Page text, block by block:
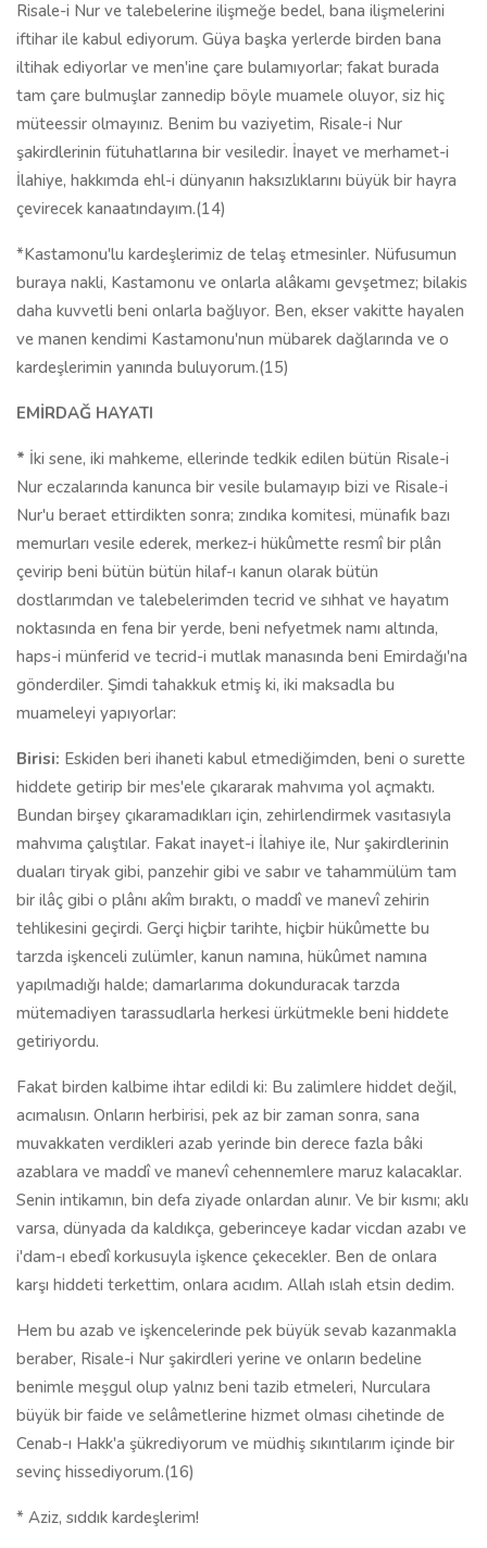
Risale-i Nur ve talebelerine ilişmeğe bedel, bana ilişmelerini
iftihar ile kabul ediyorum. Güya başka yerlerde birden bana
iltihak ediyorlar ve men'ine çare bulamıyorlar; fakat burada
tam çare bulmuşlar zannedip böyle muamele oluyor, siz hiç
müteessir olmayınız. Benim bu vaziyetim, Risale-i Nur
şakirdlerinin fütuhatlarına bir vesiledir. İnayet ve merhamet-i
İlahiye, hakkımda ehl-i dünyanın haksızlıklarını büyük bir hayra
çevirecek kanaatındayım.(14)
*Kastamonu'lu kardeşlerimiz de telaş etmesinler. Nüfusumun
buraya nakli, Kastamonu ve onlarla alâkamı gevşetmez; bilakis
daha kuvvetli beni onlarla bağlıyor. Ben, ekser vakitte hayalen
ve manen kendimi Kastamonu'nun mübarek dağlarında ve o
kardeşlerimin yanında buluyorum.(15)
EMİRDAĞ HAYATI
* İki sene, iki mahkeme, ellerinde tedkik edilen bütün Risale-i
Nur eczalarında kanunca bir vesile bulamayıp bizi ve Risale-i
Nur'u beraet ettirdikten sonra; zındıka komitesi, münafık bazı
memurları vesile ederek, merkez-i hükûmette resmî bir plân
çevirip beni bütün bütün hilaf-ı kanun olarak bütün
dostlarımdan ve talebelerimden tecrid ve sıhhat ve hayatım
noktasında en fena bir yerde, beni nefyetmek namı altında,
haps-i münferid ve tecrid-i mutlak manasında beni Emirdağı'na
gönderdiler. Şimdi tahakkuk etmiş ki, iki maksadla bu
muameleyi yapıyorlar:
Birisi: Eskiden beri ihaneti kabul etmediğimden, beni o surette
hiddete getirip bir mes'ele çıkararak mahvıma yol açmaktı.
Bundan birşey çıkaramadıkları için, zehirlendirmek vasıtasıyla
mahvıma çalıştılar. Fakat inayet-i İlahiye ile, Nur şakirdlerinin
duaları tiryak gibi, panzehir gibi ve sabır ve tahammülüm tam
bir ilâç gibi o plânı akîm bıraktı, o maddî ve manevî zehirin
tehlikesini geçirdi. Gerçi hiçbir tarihte, hiçbir hükûmette bu
tarzda işkenceli zulümler, kanun namına, hükûmet namına
yapılmadığı halde; damarlarıma dokunduracak tarzda
mütemadiyen tarassudlarla herkesi ürkütmekle beni hiddete
getiriyordu.
Fakat birden kalbime ihtar edildi ki: Bu zalimlere hiddet değil,
acımalısın. Onların herbirisi, pek az bir zaman sonra, sana
muvakkaten verdikleri azab yerinde bin derece fazla bâki
azablara ve maddî ve manevî cehennemlere maruz kalacaklar.
Senin intikamın, bin defa ziyade onlardan alınır. Ve bir kısmı; aklı
varsa, dünyada da kaldıkça, geberinceye kadar vicdan azabı ve
i'dam-ı ebedî korkusuyla işkence çekecekler. Ben de onlara
karşı hiddeti terkettim, onlara acıdım. Allah ıslah etsin dedim.
Hem bu azab ve işkencelerinde pek büyük sevab kazanmakla
beraber, Risale-i Nur şakirdleri yerine ve onların bedeline
benimle meşgul olup yalnız beni tazib etmeleri, Nurculara
büyük bir faide ve selâmetlerine hizmet olması cihetinde de
Cenab-ı Hakk'a şükrediyorum ve müdhiş sıkıntılarım içinde bir
sevinç hissediyorum.(16)
* Aziz, sıddık kardeşlerim!